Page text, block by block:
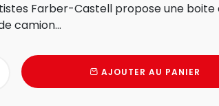
Farber-Castell propose une
camion...
AJOUTER AU PANIER